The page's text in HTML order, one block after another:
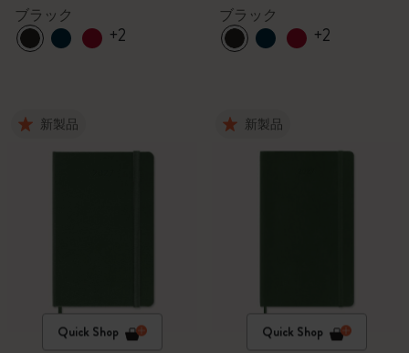
ブラック
+2
ブラック
+2
新製品
Quick Shop
新製品
Quick Shop